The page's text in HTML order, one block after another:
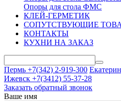
Опоры для стола ФМС
КЛЕЙ-ГЕРМЕТИК
СОПУТСТВУЮЩИЕ
КОНТАКТЫ
КУХНИ НА ЗАКАЗ
Пермь +7(342) 2-919-300
Ижевск +7(3412) 55-37-28
Заказать обратный звонок
Ваше имя